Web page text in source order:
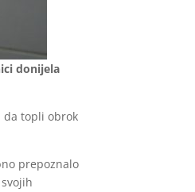
donijela
da topli obrok
prepoznalo